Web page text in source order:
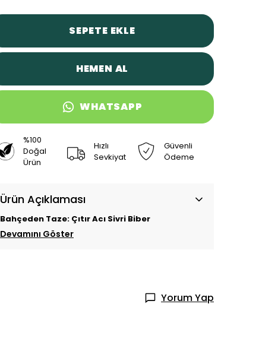
SEPETE EKLE
HEMEN AL
WHATSAPP
%100
Doğal
Ürün
Hızlı
Sevkiyat
Güvenli
Ödeme
Ürün Açıklaması
Bahçeden Taze: Çıtır Acı Sivri Biber
Devamını Göster
Yorum Yap